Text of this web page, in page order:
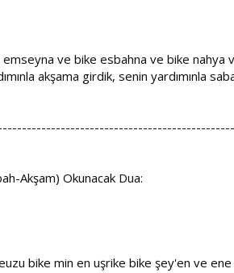
emseyna ve bike esbahna ve bike
akşama girdik, senin yardımınla
Akşam) Okunacak Dua:
bike min en uşrike bike şey'en ve